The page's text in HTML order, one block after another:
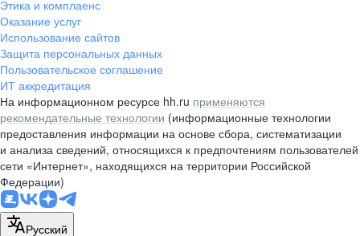
Этика и комплаенс
Оказание услуг
Использование сайтов
Защита персональных данных
Пользовательское соглашение
ИТ аккредитация
На информационном ресурсе hh.ru применяются
рекомендательные технологии (информационные технологии
предоставления информации на основе сбора, систематизации
и анализа сведений, относящихся к предпочтениям пользователей
сети «Интернет», находящихся на территории Российской
Федерации)
Русский